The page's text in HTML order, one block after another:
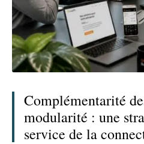
Complémentarité
modularité : une
service de la